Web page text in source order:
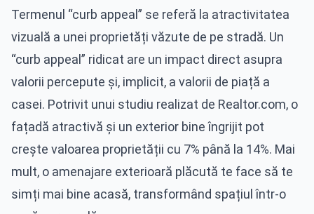
Termenul “curb appeal” se referă la atractivitatea
vizuală a unei proprietăți văzute de pe stradă. Un
“curb appeal” ridicat are un impact direct asupra
valorii percepute și, implicit, a valorii de piață a
casei. Potrivit unui studiu realizat de Realtor.com, o
fațadă atractivă și un exterior bine îngrijit pot
crește valoarea proprietății cu 7% până la 14%. Mai
mult, o amenajare exterioară plăcută te face să te
simți mai bine acasă, transformând spațiul într-o